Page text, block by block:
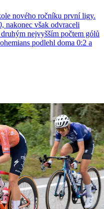
nového ročníku první ligy.
nakonec však odvraceli
nejvyšším počtem gólů
podlehl doma 0:2 a